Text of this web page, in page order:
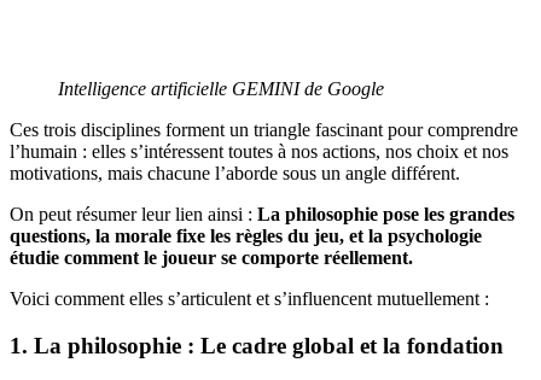
Intelligence artificielle GEMINI de Google
Ces trois disciplines forment un triangle fascinant pour comprendre
l’humain : elles s’intéressent toutes à nos actions, nos choix et nos
motivations, mais chacune l’aborde sous un angle différent.
On peut résumer leur lien ainsi : La philosophie pose les grandes
questions, la morale fixe les règles du jeu, et la psychologie
étudie comment le joueur se comporte réellement.
Voici comment elles s’articulent et s’influencent mutuellement :
1. La philosophie : Le cadre global et la fondation